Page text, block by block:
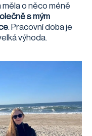
měla o něco méně
s mým
. Pracovní doba je
výhoda.